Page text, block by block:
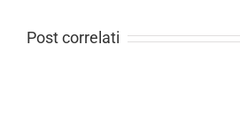
Post correlati